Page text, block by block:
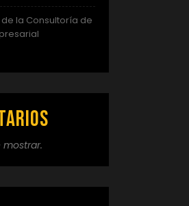
la Consultoría de